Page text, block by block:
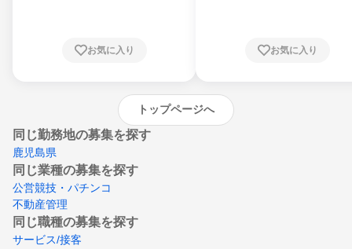
崎県、熊本県、大分県、宮崎県、鹿児島県、
お気に入り お気に入り
トップページへ
同じ勤務地の募集を探す
鹿児島県
同じ業種の募集を探す
公営競技・パチンコ
不動産管理
同じ職種の募集を探す
サービス/接客